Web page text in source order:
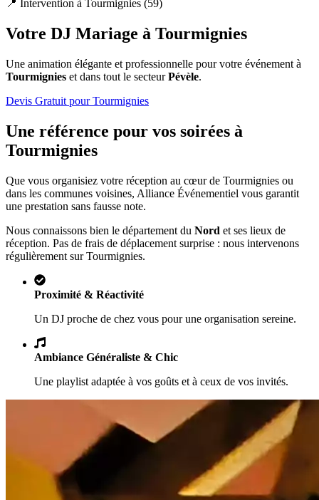
📍 Intervention à Tourmignies (59)
Votre DJ Mariage à Tourmignies
Une animation élégante et professionnelle pour votre événement à
Tourmignies et dans tout le secteurPévèle.
Devis Gratuit pourTourmignies
Une référence pour vos soirées à
Tourmignies
Que vous organisiez votre réception au cœur de Tourmignies ou
dans les communes voisines, Alliance Événementiel vous garantit
une prestation sans fausse note.
Nous connaissons bien le département du Nord et ses lieux de
réception. Pas de frais de déplacement surprise : nous intervenons
régulièrement surTourmignies.
Proximité & Réactivité
Un DJ proche de chez vous pour une organisation sereine.
Ambiance Généraliste & Chic
Une playlist adaptée à vos goûts et à ceux de vos invités.